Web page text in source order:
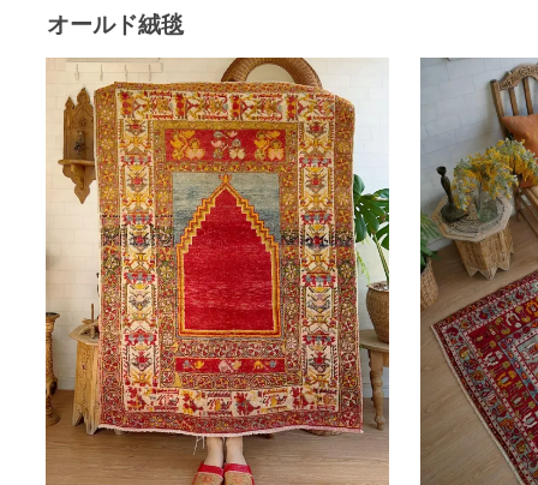
オールド絨毯